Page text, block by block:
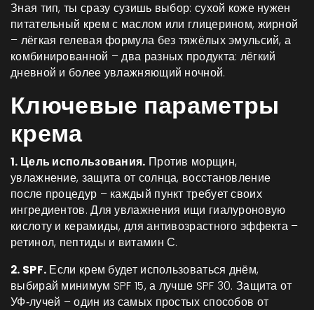
Зная тип, ты сразу сузишь выбор: сухой коже нужен
питательный крем с маслом или глицерином, жирной
– лёгкая гелевая формула без тяжёлых эмульсий, а
комбинированной – два разных продукта: лёгкий
дневной и более увлажняющий ночной.
Ключевые параметры
крема
1. Цель использования. Против морщин,
увлажнение, защита от солнца, восстановление
после процедур – каждый пункт требует своих
ингредиентов. Для увлажнения ищи гиалуроновую
кислоту и керамиды, для антивозрастного эффекта –
ретинол, пептиды и витамин С.
2. SPF. Если крем будет использоваться днём,
выбирай минимум SPF 15, а лучше SPF 30. Защита от
УФ‑лучей – один из самых простых способов от